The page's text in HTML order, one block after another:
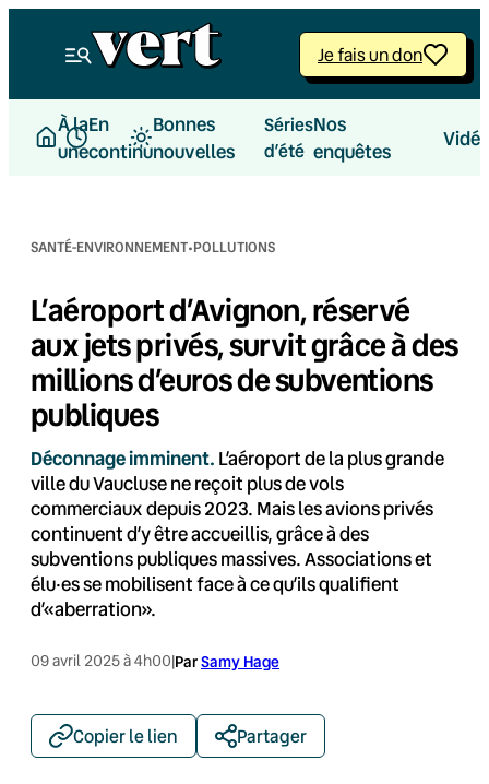
Je fais un don
À la
une
En
continu
Bonnes
nouvelles
Séries
d’été
Nos
enquêtes
SANTÉ-ENVIRONNEMENT·POLLUTIONS
L’aéroport d’Avignon, réservé
aux jets privés, survit grâce à des
millions d’euros de subventions
publiques
Déconnage imminent. L’aéroport de la plus grande
ville du Vaucluse ne reçoit plus de vols
commerciaux depuis 2023. Mais les avions privés
continuent d’y être accueillis, grâce à des
subventions publiques massives. Associations et
élu·es se mobilisent face à ce qu’ils qualifient
d’«aberration».
09 avril 2025 à 4h00|ParSamy Hage
Copier le lien Partager